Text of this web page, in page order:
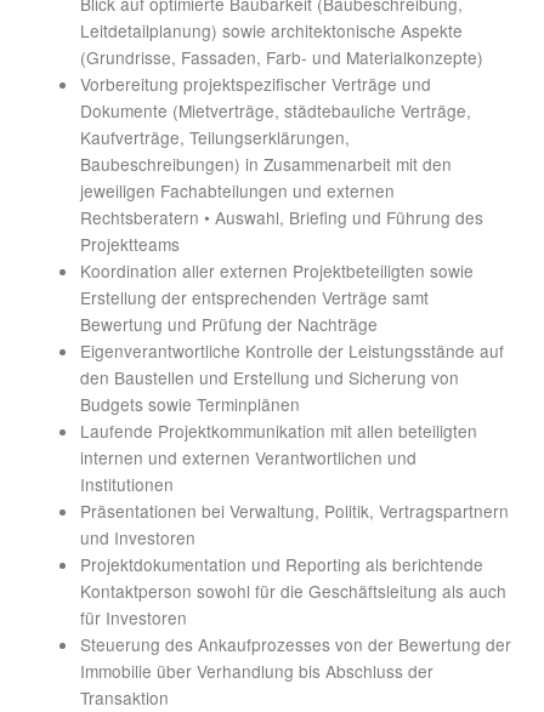
Leitdetailplanung) sowie architektonische Aspekte
(Grundrisse, Fassaden, Farb- und Materialkonzepte)
Vorbereitung projektspezifischer Verträge und
Dokumente (Mietverträge, städtebauliche Verträge,
Kaufverträge, Teilungserklärungen,
Baubeschreibungen) in Zusammenarbeit mit den
jeweiligen Fachabteilungen und externen
Rechtsberatern • Auswahl, Briefing und Führung des
Projektteams
Koordination aller externen Projektbeteiligten sowie
Erstellung der entsprechenden Verträge samt
Bewertung und Prüfung der Nachträge
Eigenverantwortliche Kontrolle der Leistungsstände auf
den Baustellen und Erstellung und Sicherung von
Budgets sowie Terminplänen
Laufende Projektkommunikation mit allen beteiligten
internen und externen Verantwortlichen und
Institutionen
Präsentationen bei Verwaltung, Politik, Vertragspartnern
und Investoren
Projektdokumentation und Reporting als berichtende
Kontaktperson sowohl für die Geschäftsleitung als auch
für Investoren
Steuerung des Ankaufprozesses von der Bewertung der
Immobilie über Verhandlung bis Abschluss der
Transaktion